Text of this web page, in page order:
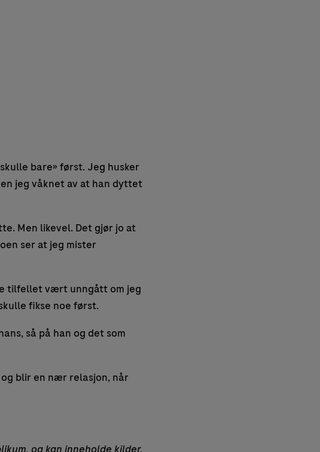
bare» først. Jeg husker
jeg våknet av at han dyttet
Men likevel. Det gjør jo at
ser at jeg mister
tilfellet vært unngått om jeg
fikse noe først.
så på han og det som
blir en nær relasjon, når